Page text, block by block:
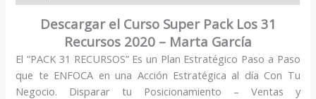
Descargar el Curso Super Pack Los 31
Recursos 2020 – Marta García
El “PACK 31 RECURSOS” Es un Plan Estratégico Paso a Paso
que te ENFOCA en una Acción Estratégica al día Con Tu
Negocio. Disparar tu Posicionamiento – Ventas y